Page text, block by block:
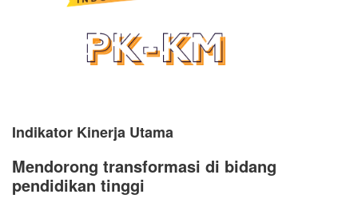
Indikator Kinerja Utama
Mendorong transformasi di bidang
pendidikan tinggi